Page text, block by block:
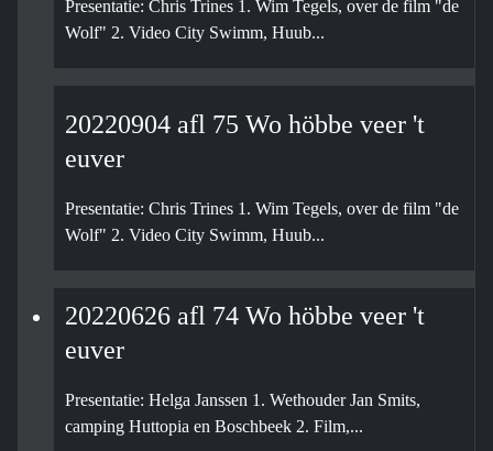
Presentatie: Chris Trines 1. Wim Tegels, over de film "de
Wolf" 2. Video City Swimm, Huub...
20220904 afl 75 Wo höbbe veer 't
euver
Presentatie: Chris Trines 1. Wim Tegels, over de film "de
Wolf" 2. Video City Swimm, Huub...
20220626 afl 74 Wo höbbe veer 't
euver
Presentatie: Helga Janssen 1. Wethouder Jan Smits,
camping Huttopia en Boschbeek 2. Film,...